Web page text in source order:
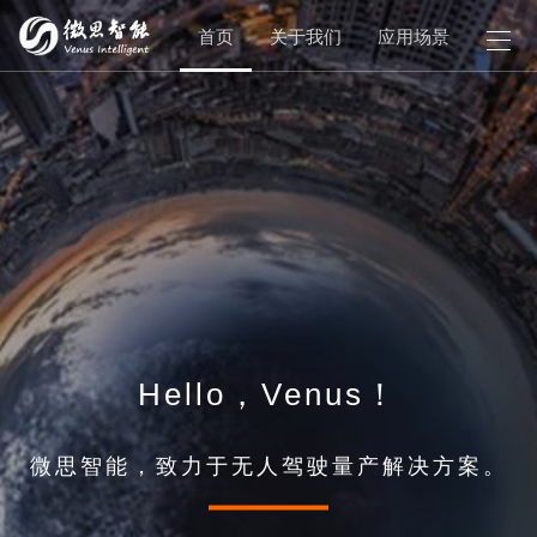
首页 关于我们 应用场景 产品
Hello，Venus！
微思智能，致力于无人驾驶量产解决方案。